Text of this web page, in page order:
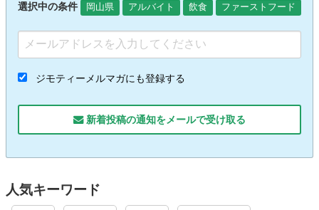
選択中の条件 岡山県 アルバイト 飲食 ファーストフード
ジモティーメルマガにも登録する
新着投稿の通知をメールで受け取る
人気キーワード